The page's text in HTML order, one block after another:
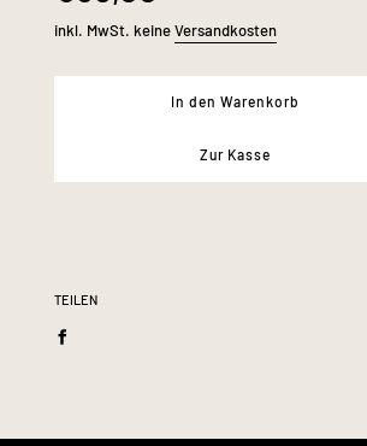
Innenfutter
Oberstoff:50% Baumwolle, 50%
Rückenlänge:
inkl. MwSt. keineVersandkosten
In den Warenkorb
Zur Kasse
TEILEN